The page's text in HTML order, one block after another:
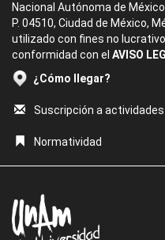
Nacional Autónoma de
P. 04510, Ciudad de México,
utilizado con fines no
conformidad con el AVISO
¿Cómo llegar?
Suscripción a
Normatividad